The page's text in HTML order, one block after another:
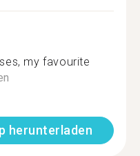
my favourite
herunterladen